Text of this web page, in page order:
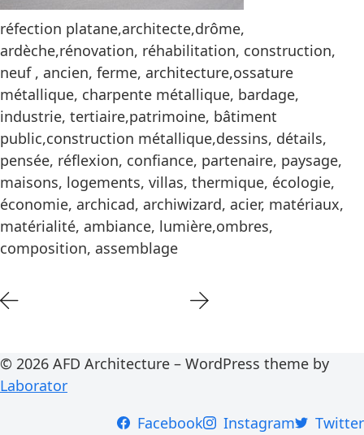
réfection platane,architecte,drôme,
ardèche,rénovation, réhabilitation, construction,
neuf , ancien, ferme, architecture,ossature
métallique, charpente métallique, bardage,
industrie, tertiaire,patrimoine, bâtiment
public,construction métallique,dessins, détails,
pensée, réflexion, confiance, partenaire, paysage,
maisons, logements, villas, thermique, écologie,
économie, archicad, archiwizard, acier, matériaux,
matérialité, ambiance, lumière,ombres,
composition, assemblage
© 2026 AFD Architecture – WordPress theme by
Laborator
Facebook
Instagram Twitter